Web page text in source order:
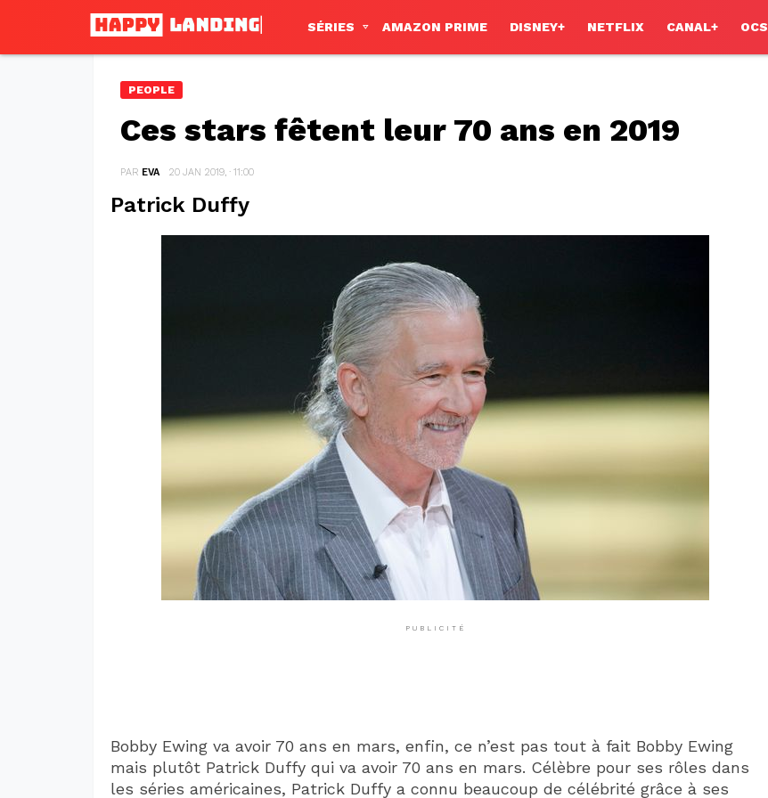
SÉRIES AMAZON PRIME DISNEY+ NETFLIX CANAL+ OCS
PEOPLE
Ces stars fêtent leur 70 ans en 2019
PAR EVA 20 JAN 2019, · 11:00
Patrick Duffy
PUBLICITÉ
Bobby Ewing va avoir 70 ans en mars, enfin, ce n’est pas tout à fait Bobby Ewing
mais plutôt Patrick Duffy qui va avoir 70 ans en mars. Célèbre pour ses rôles dans
les séries américaines, Patrick Duffy a connu beaucoup de célébrité grâce à ses